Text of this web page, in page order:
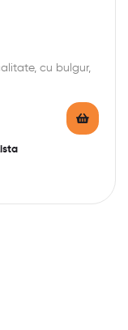
cu bulgur,